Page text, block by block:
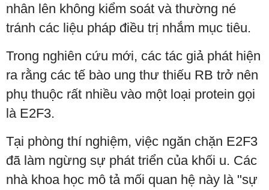
nhân lên không kiểm soát và thường né
tránh các liệu pháp điều trị nhắm mục tiêu.
Trong nghiên cứu mới, các tác giả phát hiện
ra rằng các tế bào ung thư thiếu RB trở nên
phụ thuộc rất nhiều vào một loại protein gọi
là E2F3.
Tại phòng thí nghiệm, việc ngăn chặn E2F3
đã làm ngừng sự phát triển của khối u. Các
nhà khoa học mô tả mối quan hệ này là "sự